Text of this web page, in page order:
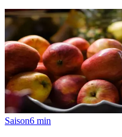
Saison6 min